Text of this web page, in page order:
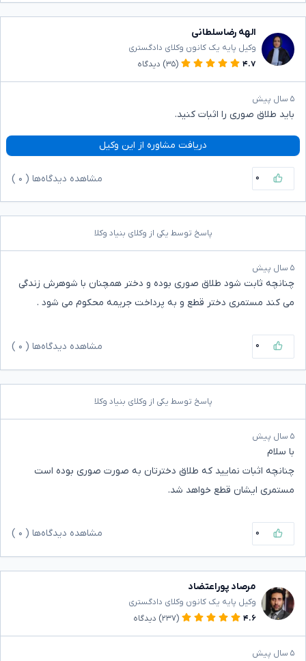
الهه رضاسلطانی
وکیل پایه یک کانون وکلای دادگستری
۴.۷
(۳۵) دیدگاه
۵ سال پیش
باید طلاق صوری را اثبات کنید.
دریافت مشاوره از این وکیل
۰ مشاهده دیدگاه‌ها ( ۰
پاسخ توسط یکی از وکلای بنیاد وکلا
۵ سال پیش
چنانچه ثابت شود طلاق صوری بوده و دختر همچنان با شوهرش زندگی
می کند مستمری دختر قطع و به پرداخت جریمه محکوم می شود .
۰ مشاهده دیدگاه‌ها ( ۰
پاسخ توسط یکی از وکلای بنیاد وکلا
۵ سال پیش
با سلام
چنانچه اثبات نمایید که طلاق دخترتان به صورت صوری بوده است
مستمری ایشان قطع خواهد شد.
۰ مشاهده دیدگاه‌ها ( ۰
مرصاد پوراعتضاد
وکیل پایه یک کانون وکلای دادگستری
۴.۶
(۲۳۷) دیدگاه
۵ سال پیش